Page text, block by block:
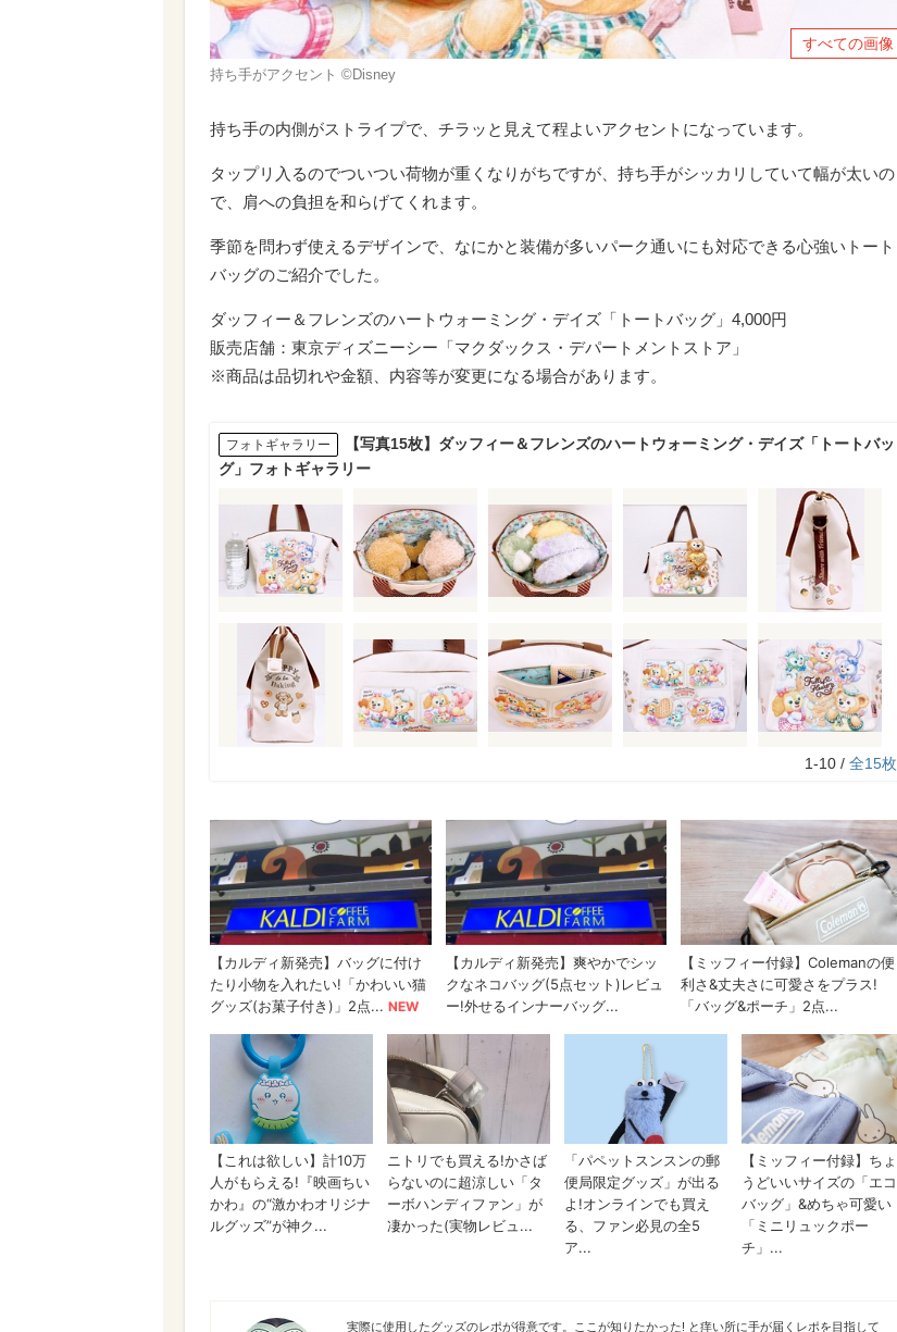
すべての画像
持ち手がアクセント ©Disney
持ち手の内側がストライプで、チラッと見えて程よいアクセントになっています。
タップリ入るのでついつい荷物が重くなりがちですが、持ち手がシッカリしていて幅が太いの
で、肩への負担を和らげてくれます。
季節を問わず使えるデザインで、なにかと装備が多いパーク通いにも対応できる心強いトート
バッグのご紹介でした。
ダッフィー＆フレンズのハートウォーミング・デイズ「トートバッグ」4,000円
販売店舗：東京ディズニーシー「マクダックス・デパートメントストア」
※商品は品切れや金額、内容等が変更になる場合があります。
フォトギャラリー
【写真15枚】ダッフィー＆フレンズのハートウォーミング・デイズ「トートバッ
グ」フォトギャラリー
1-10 / 全15枚
うみくま実際に使用したグッズのレポが得意です。ここが知りたかった! と痒い所に手が届くレポを目指して